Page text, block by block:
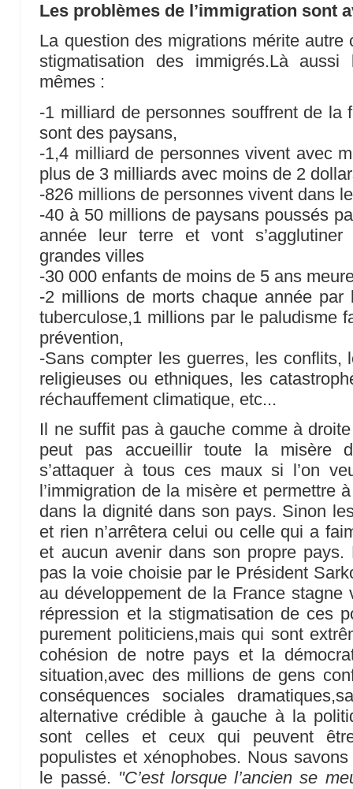
Les problèmes de l’immigration sont
La question des migrations mérite autre
stigmatisation des immigrés.Là aussi
mêmes :
-1 milliard de personnes souffrent de la
sont des paysans,
-1,4 milliard de personnes vivent avec
plus de 3 milliards avec moins de 2
-826 millions de personnes vivent dans
-40 à 50 millions de paysans poussés
année leur terre et vont
grandes villes
-30 000 enfants de moins de 5 ans
-2 millions de morts chaque année
tuberculose,1 millions par le paludisme
prévention,
-Sans compter les guerres, les conflits,
religieuses ou ethniques, les
réchauffement climatique, etc...
Il ne suffit pas à gauche comme à
peut pas accueillir toute la misère
s’attaquer à tous ces maux si l’on
l’immigration de la misère et permettre
dans la dignité dans son pays. Sinon
et rien n’arrêtera celui ou celle qui a
et aucun avenir dans son propre pays.
pas la voie choisie par le Président
au développement de la France
répression et la stigmatisation de ces
purement politiciens,mais qui sont
cohésion de notre pays et la
situation,avec des millions de gens
conséquences sociales
alternative crédible à gauche à la
sont celles et ceux qui peuvent
populistes et xénophobes. Nous
le passé. "C’est lorsque l’ancien se